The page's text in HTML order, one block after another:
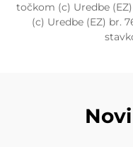
točkom (c) Uredbe
(c) Uredbe (EZ) br.